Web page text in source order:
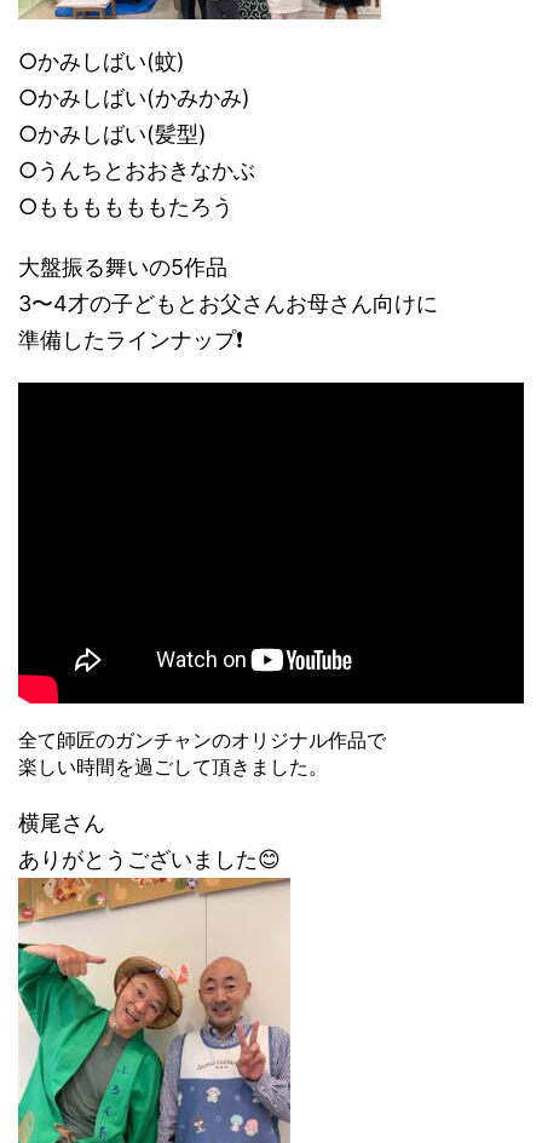
○かみしばい(蚊)
○かみしばい(かみかみ)
○かみしばい(髪型)
○うんちとおおきなかぶ
○ももももももたろう
大盤振る舞いの5作品
3〜4才の子どもとお父さんお母さん向けに
準備したラインナップ❗️
全て師匠のガンチャンのオリジナル作品で
楽しい時間を過ごして頂きました。
横尾さん
ありがとうございました😊